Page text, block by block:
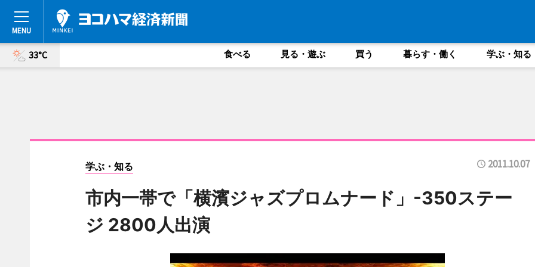
33°C 食べる 見る・遊ぶ 買う 暮らす・働く 学ぶ・知る
学ぶ・知る 2011.10.07
市内一帯で「横濱ジャズプロムナード」-350ステー
ジ 2800人出演